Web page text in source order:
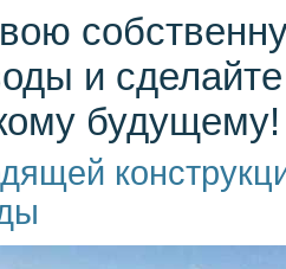
и
будущему!